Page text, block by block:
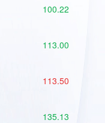
100.22
113.00
113.50
135.13